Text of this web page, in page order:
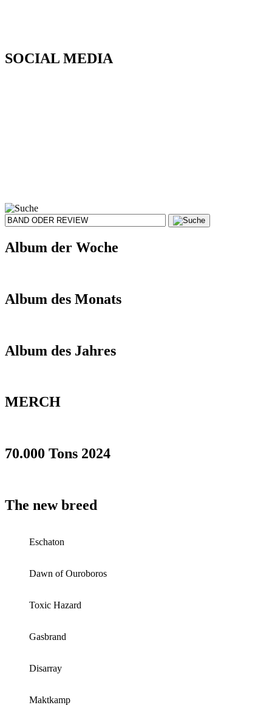
SOCIAL MEDIA
Album der Woche
Album des Monats
Album des Jahres
MERCH
70.000 Tons 2024
The new breed
Eschaton
Dawn of Ouroboros
Toxic Hazard
Gasbrand
Disarray
Maktkamp